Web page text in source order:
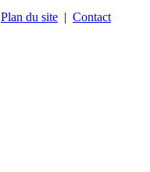
Plan du site | Contact